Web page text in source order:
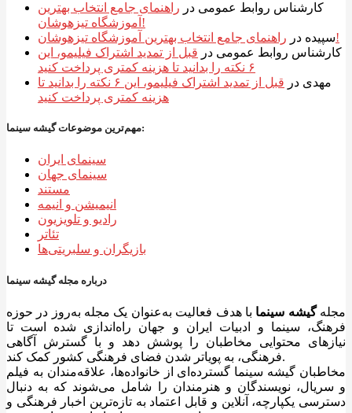
کارشناس روابط عمومی در راهنمای جامع انتخاب بهترین
آموزشگاه تیزهوشان!
سپیده در
راهنمای جامع انتخاب بهترین آموزشگاه تیزهوشان!
کارشناس روابط عمومی در قبل از تمدید اشتراک فیلیمو، این
۶ نکته را بدانید تا هزینه کمتری پرداخت کنید
مهدی در
قبل از تمدید اشتراک فیلیمو، این ۶ نکته را بدانید تا
هزینه کمتری پرداخت کنید
مهم‌ترین موضوعات گیشه سینما:
سینمای ایران
سینمای جهان
مستند
انیمیشن و انیمه
رادیو و تلویزیون
تئاتر
بازیگران و سلبریتی‌ها
درباره مجله گیشه سینما
مجلهگیشه سینما با هدف فعالیت به‌عنوان یک مجله به‌روز در حوزه
فرهنگ، سینما و ادبیات ایران و جهان راه‌اندازی شده است تا
نیازهای محتوایی مخاطبان را پوشش دهد و با گسترش آگاهی
فرهنگی، به پویاتر شدن فضای فرهنگی کشور کمک کند.
مخاطبان گیشه سینما گسترده‌ای از خانواده‌ها، علاقه‌مندان به فیلم
و سریال، نویسندگان و هنرمندان را شامل می‌شوند که به دنبال
دسترسی یکپارچه، آنلاین و قابل اعتماد به تازه‌ترین اخبار فرهنگی و